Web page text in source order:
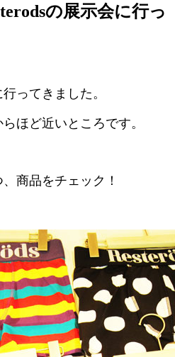
の展示会に行っ
ってきました。
ほど近いところです。
商品をチェック！